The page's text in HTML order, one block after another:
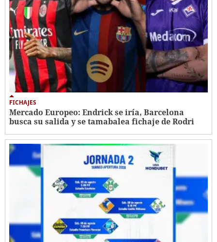
FICHAJES
Mercado Europeo: Endrick se iría, Barcelona
busca su salida y se tamabalea fichaje de Rodri